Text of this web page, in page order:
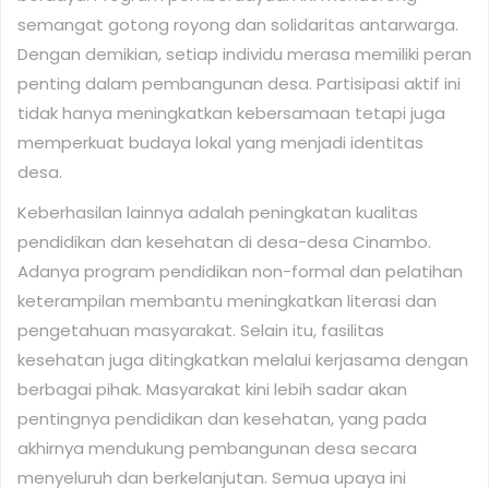
semangat gotong royong dan solidaritas antarwarga.
Dengan demikian, setiap individu merasa memiliki peran
penting dalam pembangunan desa. Partisipasi aktif ini
tidak hanya meningkatkan kebersamaan tetapi juga
memperkuat budaya lokal yang menjadi identitas
desa.
Keberhasilan lainnya adalah peningkatan kualitas
pendidikan dan kesehatan di desa-desa Cinambo.
Adanya program pendidikan non-formal dan pelatihan
keterampilan membantu meningkatkan literasi dan
pengetahuan masyarakat. Selain itu, fasilitas
kesehatan juga ditingkatkan melalui kerjasama dengan
berbagai pihak. Masyarakat kini lebih sadar akan
pentingnya pendidikan dan kesehatan, yang pada
akhirnya mendukung pembangunan desa secara
menyeluruh dan berkelanjutan. Semua upaya ini